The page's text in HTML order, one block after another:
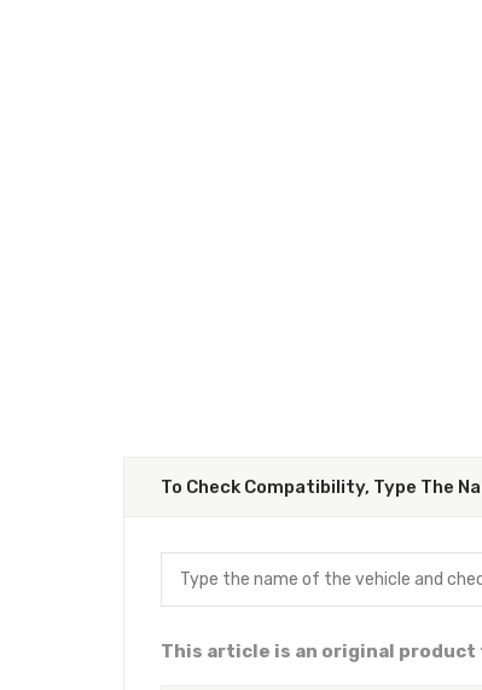
To Check Compatibility, Type The
This article is an original